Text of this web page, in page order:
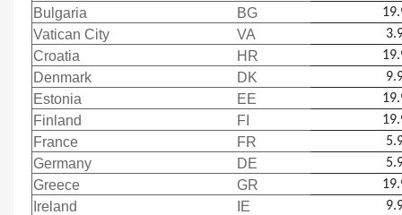
Bulgaria BG
Vatican City VA
Croatia HR
Denmark DK
Estonia EE
Finland FI
France FR
Germany DE
Greece GR
Ireland IE